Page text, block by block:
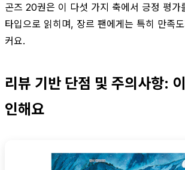
곤즈 20권은 이 다섯 가지 축에서 긍정 평가
타입으로 읽히며, 장르 팬에게는 특히 만족
커요.
리뷰 기반 단점 및 주의사항:
인해요